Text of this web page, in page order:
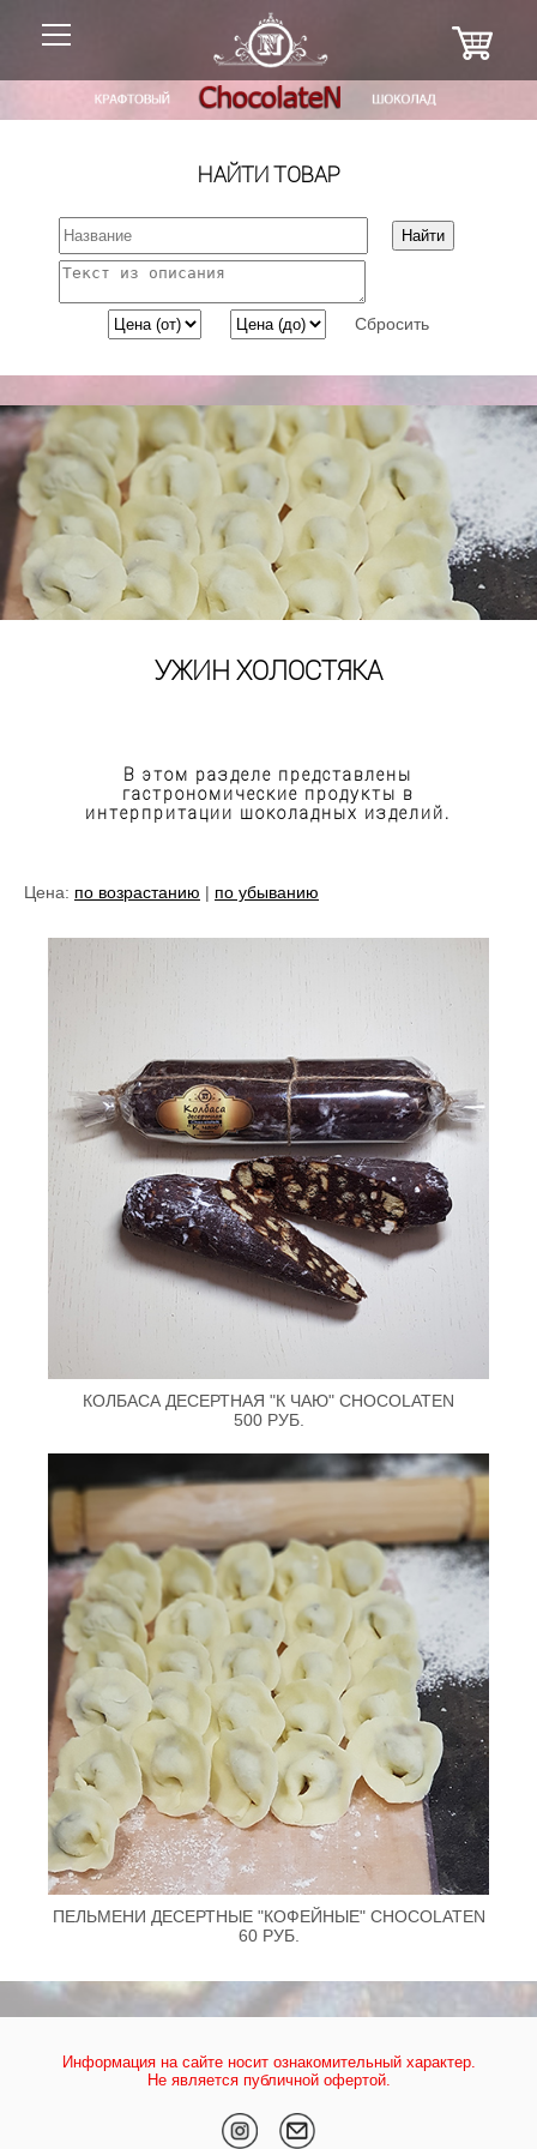
НАЙТИ ТОВАР
Сбросить
УЖИН ХОЛОСТЯКА
В этом разделе представлены
гастрономические продукты в
интерпритации шоколадных изделий.
Цена: по возрастанию | по убыванию
КОЛБАСА ДЕСЕРТНАЯ "К ЧАЮ" CHOCOLATEN
500 РУБ.
ПЕЛЬМЕНИ ДЕСЕРТНЫЕ "КОФЕЙНЫЕ" CHOCOLATEN
60 РУБ.
Информация на сайте носит ознакомительный характер.
Не является публичной офертой.